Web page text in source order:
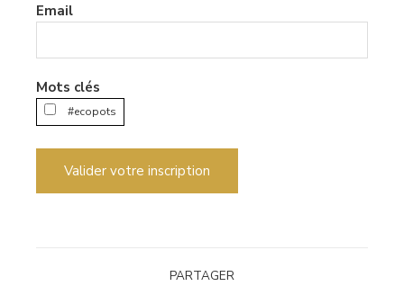
Email
Mots clés
#ecopots
Valider votre inscription
PARTAGER